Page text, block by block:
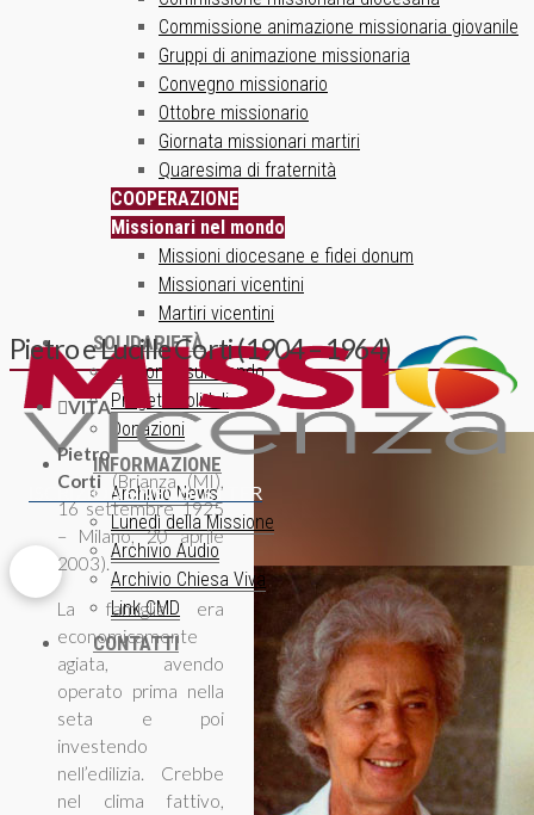
Commissione animazione missionaria giovanile
Gruppi di animazione missionaria
Convegno missionario
Ottobre missionario
Giornata missionari martiri
Quaresima di fraternità
COOPERAZIONE
Missionari nel mondo
Missioni diocesane e fidei donum
Missionari vicentini
Martiri vicentini
SOLIDARIETÀ
Un ponte sul mondo
Progetti solidali
Donazioni
INFORMAZIONE
Archivio News
Lunedì della Missione
Archivio Audio
Archivio Chiesa Viva
Link CMD
CONTATTI
ISCRIZIONE NEWSLETTER
Pietro e Lucille Corti (1904 – 1964)
VITA
Pietro
Corti(Brianza (MI),
16 settembre 1925
– Milano, 20 aprile
2003).
La famiglia era
economicamente
agiata, avendo
operato prima nella
seta e poi
investendo
nell’edilizia. Crebbe
nel clima fattivo,